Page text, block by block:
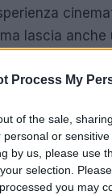
Process My
of the sale,
personal or
by us, please use
selection.
you may
lascia anche
è un film da
preparati a
conversazioni
crescere!